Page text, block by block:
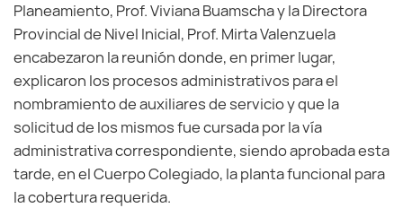
Planeamiento, Prof. Viviana Buamscha y la Directora
Provincial de Nivel Inicial, Prof. Mirta Valenzuela
encabezaron la reunión donde, en primer lugar,
explicaron los procesos administrativos para el
nombramiento de auxiliares de servicio y que la
solicitud de los mismos fue cursada por la vía
administrativa correspondiente, siendo aprobada esta
tarde, en el Cuerpo Colegiado, la planta funcional para
la cobertura requerida.